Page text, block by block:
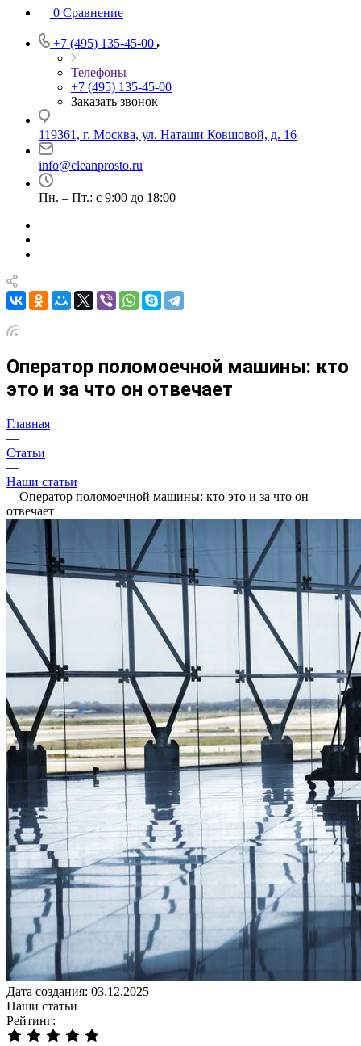
0 Сравнение
+7 (495) 135-45-00
Телефоны
+7 (495) 135-45-00
Заказать звонок
119361, г. Москва, ул. Наташи Ковшовой, д. 16
info@cleanprosto.ru
Пн. – Пт.: с 9:00 до 18:00
Оператор поломоечной машины: кто
это и за что он отвечает
Главная
—
Статьи
—
Наши статьи
—Оператор поломоечной машины: кто это и за что он
отвечает
Дата создания: 03.12.2025
Наши статьи
Рейтинг: